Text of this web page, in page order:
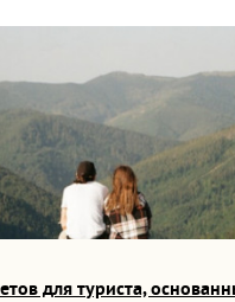
для туриста,